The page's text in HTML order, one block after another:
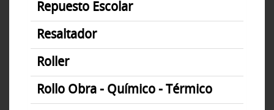
Repuesto Escolar
Resaltador
Roller
Rollo Obra - Químico - Térmico